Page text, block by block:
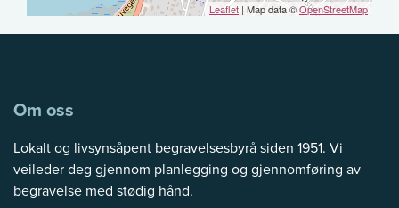
Leaflet | Map data ©OpenStreetMap
Om oss
Lokalt og livsynsåpent begravelsesbyrå siden 1951. Vi
veileder deg gjennom planlegging og gjennomføring av
begravelse med stødig hånd.